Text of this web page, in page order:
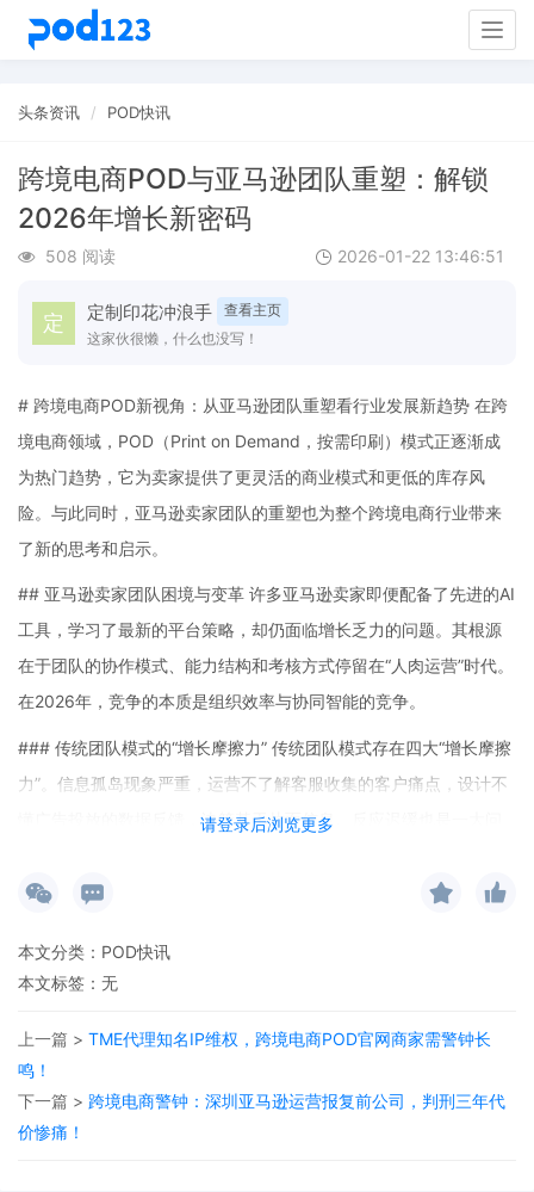
头条资讯 POD快讯
跨境电商POD与亚马逊团队重塑：解锁
2026年增长新密码
508 阅读 2026-01-22 13:46:51
定制印花冲浪手
查看主页
这家伙很懒，什么也没写！
请登录后浏览更多
# 跨境电商POD新视角：从亚马逊团队重塑看行业发展新趋势 在跨
境电商领域，POD（Print on Demand，按需印刷）模式正逐渐成
为热门趋势，它为卖家提供了更灵活的商业模式和更低的库存风
险。与此同时，亚马逊卖家团队的重塑也为整个跨境电商行业带来
了新的思考和启示。
## 亚马逊卖家团队困境与变革 许多亚马逊卖家即便配备了先进的AI
工具，学习了最新的平台策略，却仍面临增长乏力的问题。其根源
在于团队的协作模式、能力结构和考核方式停留在“人肉运营”时代。
在2026年，竞争的本质是组织效率与协同智能的竞争。
### 传统团队模式的“增长摩擦力” 传统团队模式存在四大“增长摩擦
力”。信息孤岛现象严重，运营不了解客服收集的客户痛点，设计不
懂广告投放的数据反馈，决策基于片面信息。反应迟缓也是一大问
致错过市场机会。权责错配使得执行者无决策权，决策者远离一线
事高价值的创造性、分析性工作，导致人才倦怠和流失。这些问题
在快速变化的环境中，将成为增长的致命枷锁。
### 构建敏捷增长团队 未来理想的团队不是庞大的职能矩阵，而是
数个精悍的“任务型小组”。这些小组围绕核心业务流组建，打破“运
营部”、“营销部”的职能墙，按“产品增长小组”、“品牌内容小组”等方
本文分类： POD快讯
本文标签：无
上一篇 > TME代理知名IP维权，跨境电商POD官网商家需警钟长
鸣！
下一篇 > 跨境电商警钟：深圳亚马逊运营报复前公司，判刑三年代
价惨痛！